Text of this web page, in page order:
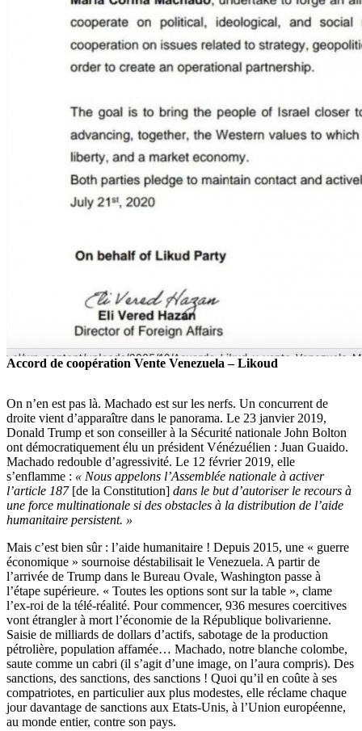
Accord de coopération Vente Venezuela – Likoud
On n’en est pas là. Machado est sur les nerfs. Un concurrent de
droite vient d’apparaître dans le panorama. Le 23 janvier 2019,
Donald Trump et son conseiller à la Sécurité nationale John Bolton
ont démocratiquement élu un président Vénézuélien : Juan Guaido.
Machado redouble d’agressivité. Le 12 février 2019, elle
s’enflamme : « Nous appelons l’Assemblée nationale à activer
l’article 187[de la Constitution] dans le but d’autoriser le recours à
une force multinationale si des obstacles à la distribution de l’aide
humanitaire persistent. »
Mais c’est bien sûr : l’aide humanitaire ! Depuis 2015, une « guerre
économique » sournoise déstabilisait le Venezuela. A partir de
l’arrivée de Trump dans le Bureau Ovale, Washington passe à
l’étape supérieure. « Toutes les options sont sur la table », clame
l’ex-roi de la télé-réalité. Pour commencer, 936 mesures coercitives
vont étrangler à mort l’économie de la République bolivarienne.
Saisie de milliards de dollars d’actifs, sabotage de la production
pétrolière, population affamée… Machado, notre blanche colombe,
saute comme un cabri (il s’agit d’une image, on l’aura compris). Des
sanctions, des sanctions, des sanctions ! Quoi qu’il en coûte à ses
compatriotes, en particulier aux plus modestes, elle réclame chaque
jour davantage de sanctions aux Etats-Unis, à l’Union européenne,
au monde entier, contre son pays.